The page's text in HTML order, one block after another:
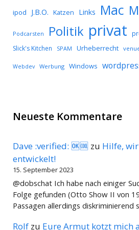
ipod J.B.O. Katzen Links Mac
Podcarsten Politik privat
Slick's Kitchen SPAM Urheberrecht
Webdev Werbung Windows
Neueste Kommentare
Dave :verified: 🆗🆒 zu Hilfe,
entwickelt!
15. September 2023
@dobschat Ich habe nach einiger
Folge gefunden (Otto Show II von
Passagen allerdings diskriminierend
Rolf zu Eure Armut kotzt mich